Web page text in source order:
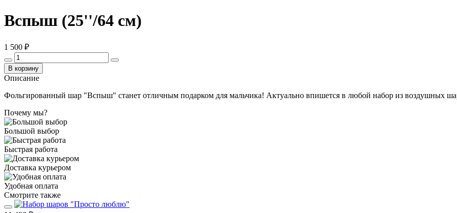
Вспыш (25''/64 см)
1 500 ₽
В корзину
Описание
Фольгированный шар "Вспыш" станет отличным подарком для мальчика! Актуально впишется в любой набор из воздушных
Почему мы?
Большой выбор
Быстрая работа
Доставка курьером
Удобная оплата
Смотрите также